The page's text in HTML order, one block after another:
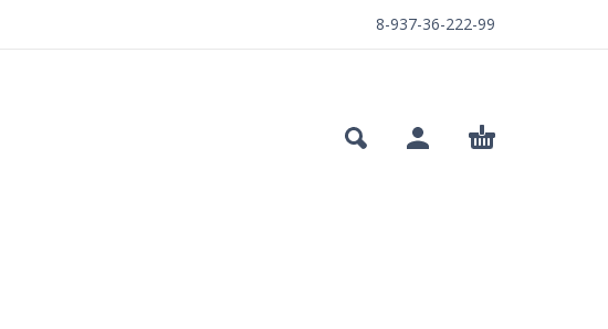
8-937-36-222-99